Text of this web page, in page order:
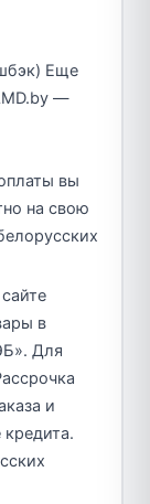
Еще
—
вы
на свою
в
Для
и
кредита.